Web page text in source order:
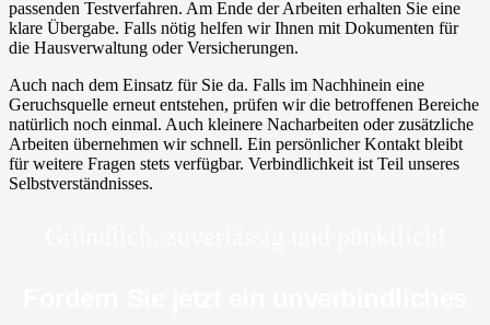
passenden Testverfahren. Am Ende der Arbeiten erhalten Sie eine
klare Übergabe. Falls nötig helfen wir Ihnen mit Dokumenten für
die Hausverwaltung oder Versicherungen.
Auch nach dem Einsatz für Sie da. Falls im Nachhinein eine
Geruchsquelle erneut entstehen, prüfen wir die betroffenen Bereiche
natürlich noch einmal. Auch kleinere Nacharbeiten oder zusätzliche
Arbeiten übernehmen wir schnell. Ein persönlicher Kontakt bleibt
für weitere Fragen stets verfügbar. Verbindlichkeit ist Teil unseres
Selbstverständnisses.